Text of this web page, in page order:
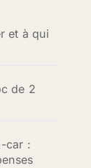
et à qui
de 2
car :